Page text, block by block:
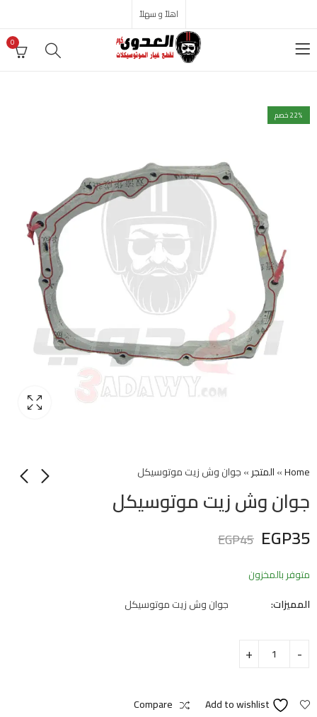
اهلاً و سهلاً
0
22% خصم
Home
»المتجر»جوان وش زيت موتوسيكل
جوان وش زيت موتوسيكل
EGP35
EGP45
متوفر بالمخزون
المميزات:
جوان وش زيت موتوسيكل
Add to wishlist
Compare